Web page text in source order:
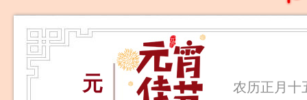
元
农历正月十